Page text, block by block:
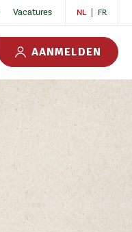
Vacatures NL FR
AANMELDEN